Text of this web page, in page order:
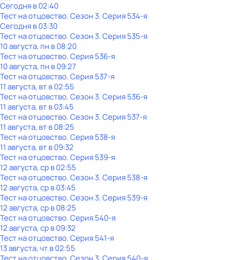
Сегодня в 02:40
Тест на отцовство. Сезон 3. Серия 534-я
Сегодня в 03:30
Тест на отцовство. Сезон 3. Серия 535-я
10 августа, пн в 08:20
Тест на отцовство. Серия 536-я
10 августа, пн в 09:27
Тест на отцовство. Серия 537-я
11 августа, вт в 02:55
Тест на отцовство. Сезон 3. Серия 536-я
11 августа, вт в 03:45
Тест на отцовство. Сезон 3. Серия 537-я
11 августа, вт в 08:25
Тест на отцовство. Серия 538-я
11 августа, вт в 09:32
Тест на отцовство. Серия 539-я
12 августа, ср в 02:55
Тест на отцовство. Сезон 3. Серия 538-я
12 августа, ср в 03:45
Тест на отцовство. Сезон 3. Серия 539-я
12 августа, ср в 08:25
Тест на отцовство. Серия 540-я
12 августа, ср в 09:32
Тест на отцовство. Серия 541-я
13 августа, чт в 02:55